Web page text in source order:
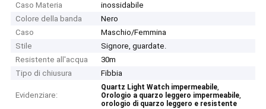
Caso Materia
inossidabile
Colore della banda
Nero
Caso
Maschio/Femmina
Stile
Signore, guardate.
Resistente all'acqua
30m
Tipo di chiusura
Fibbia
Evidenziare:
Quartz Light Watch impermeabile,
Orologio a quarzo leggero impermeabile,
orologio di quarzo leggero e resistente